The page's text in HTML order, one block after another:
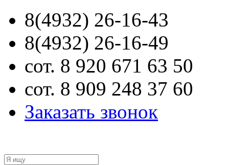
8(4932) 26-16-43
8(4932) 26-16-49
сот. 8 920 671 63 50
сот. 8 909 248 37 60
Заказать звонок